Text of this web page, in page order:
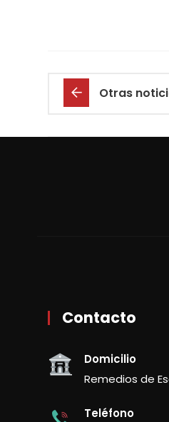
Otras
Contacto
Domicilio
Remedios de
Teléfono